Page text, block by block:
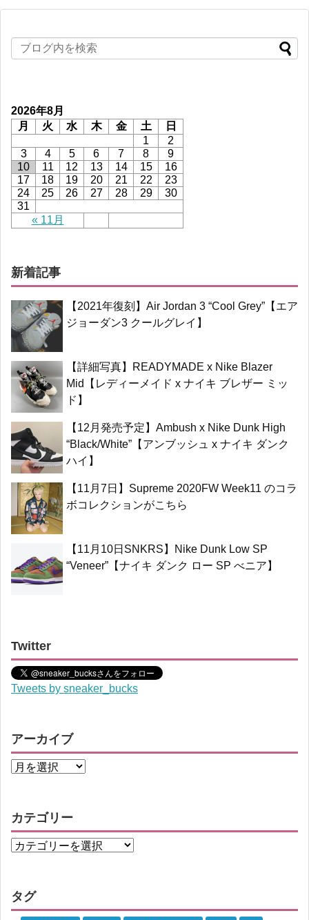
2026年8月
月
火 水 木 金 土 日
« 11月
1
2
3
4 5 6 7 8
9
10
11 12 13 14 15
16
17
18 19 20 21 22
23
24
25 26 27 28 29
30
31
新着記事
【2021年復刻】Air Jordan 3 “Cool Grey”【エア
ジョーダン3 クールグレイ】
【詳細写真】READYMADE x Nike Blazer
Mid【レディーメイド x ナイキ ブレザー ミッ
ド】
【12月発売予定】Ambush x Nike Dunk High
“Black/White”【アンブッシュ x ナイキ ダンク
ハイ】
【11月7日】Supreme 2020FW Week11 のコラ
ボコレクションがこちら
【11月10日SNKRS】Nike Dunk Low SP
“Veneer”【ナイキ ダンク ロー SP べニア】
Twitter
Tweets by sneaker_bucks
アーカイブ
カテゴリー
タグ